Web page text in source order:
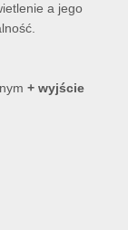
a jego
+ wyjście